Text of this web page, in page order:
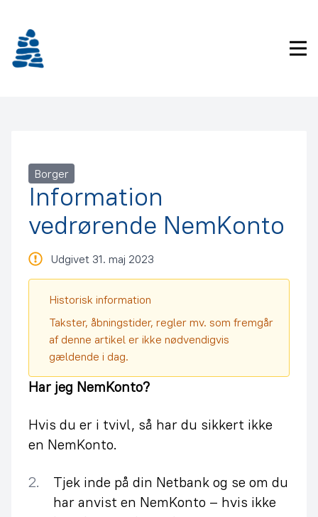
indhold
Borger
Information
vedrørende NemKonto
Udgivet 31. maj 2023
Historisk information
Takster, åbningstider, regler mv. som fremgår
af denne artikel er ikke nødvendigvis
gældende i dag.
Har jeg NemKonto?
Hvis du er i tvivl, så har du sikkert ikke
en NemKonto.
Tjek inde på din Netbank og se om du
har anvist en NemKonto – hvis ikke